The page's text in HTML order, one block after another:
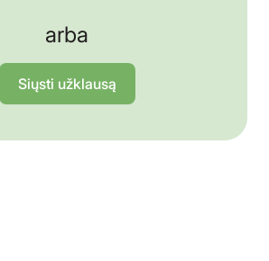
arba
Siųsti užklausą